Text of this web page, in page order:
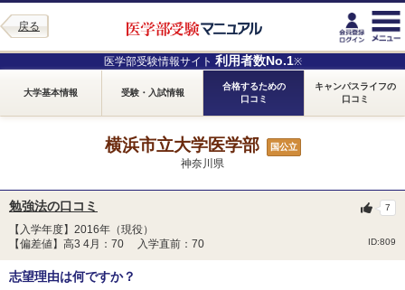
戻る
医学部受験情報サイト 利用者数No.1※
大学基本情報 受験・入試情報
合格するための
口コミ
キャンパスライフの
口コミ
横浜市立大学医学部 国公立
神奈川県
勉強法の口コミ
【入学年度】2016年（現役）
【偏差値】高3 4月：70 入学直前：70
ID:809
7
志望理由は何ですか？